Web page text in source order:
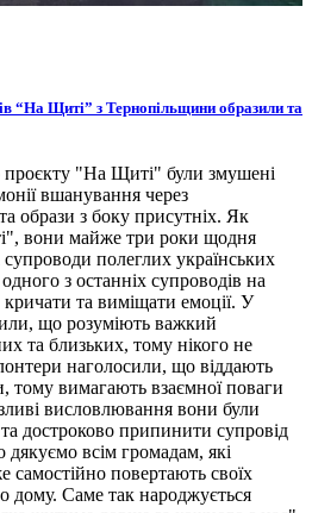
“На Щиті” з Тернопільщини образили та
проєкту "На Щиті" були змушені
вшанування через
образи з боку присутніх. Як
вони майже три роки щодня
супроводи полеглих українських
з останніх супроводів на
та виміщати емоції. У
що розуміють важкий
та близьких, тому нікого не
наголосили, що віддають
тому вимагають взаємної поваги
висловлювання вони були
достроково припинити супровід
всім громадам, які
самостійно повертають своїх
дому. Саме так народжується